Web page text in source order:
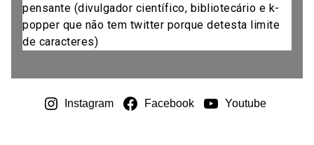
pensante (divulgador científico, bibliotecário e k-
popper que não tem twitter porque detesta limite
de caracteres)
Instagram Facebook Youtube